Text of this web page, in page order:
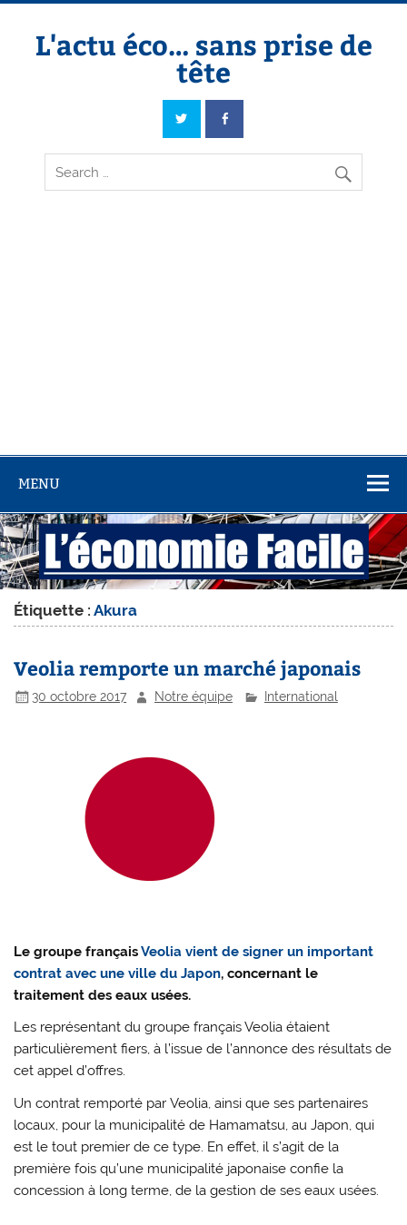
Skip
contentL'actu éco… sans prise de
tête
L'actu éco… sans prise de tête
MENU
Étiquette :Akura
Veolia remporte un marché japonais
30 octobre 2017 Notre équipe International
Le groupe françaisVeolia vient de signer un important
contrat avec une ville du Japon, concernant le
traitement des eaux usées.
Les représentant du groupe français Veolia étaient
particulièrement fiers, à l’issue de l’annonce des résultats de
cet appel d’offres.
Un contrat remporté par Veolia, ainsi que ses partenaires
locaux, pour la municipalité de Hamamatsu, au Japon, qui
est le tout premier de ce type. En effet, il s’agit de la
première fois qu’une municipalité japonaise confie la
concession à long terme, de la gestion de ses eaux usées.